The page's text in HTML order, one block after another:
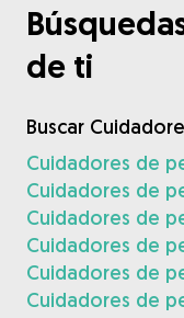
de ti
Buscar
Cuidadores de
Cuidadores de
Cuidadores de
Cuidadores de
Cuidadores de
Cuidadores de